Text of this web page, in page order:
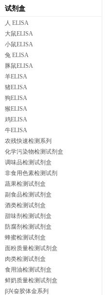
试剂盒
人 ELISA
大鼠ELISA
小鼠ELISA
兔 ELISA
豚鼠ELISA
羊ELISA
猪ELISA
狗ELISA
猴ELISA
鸡ELISA
牛ELISA
农残快速检测系列
化学污染物检测试剂盒
调味品检测试剂盒
非食用色素检测试剂
蔬果检测试剂盒
副食品检测试剂盒
酒类检测试剂盒
甜味剂检测试剂盒
防腐剂检测试剂盒
蜂蜜检测试剂盒
面粉质量检测试剂盒
肉类检测试剂盒
食用油检测试剂盒
鲜奶质量检测试剂盒
β兴奋胶体金系列